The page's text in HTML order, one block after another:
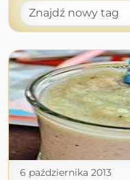
6 października 2013